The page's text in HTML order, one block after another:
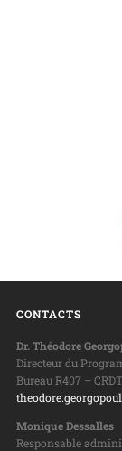
CONTACTS
Dr. Théodore
Directeur du
Bureau R407 –
Monique Dessalles
Responsable